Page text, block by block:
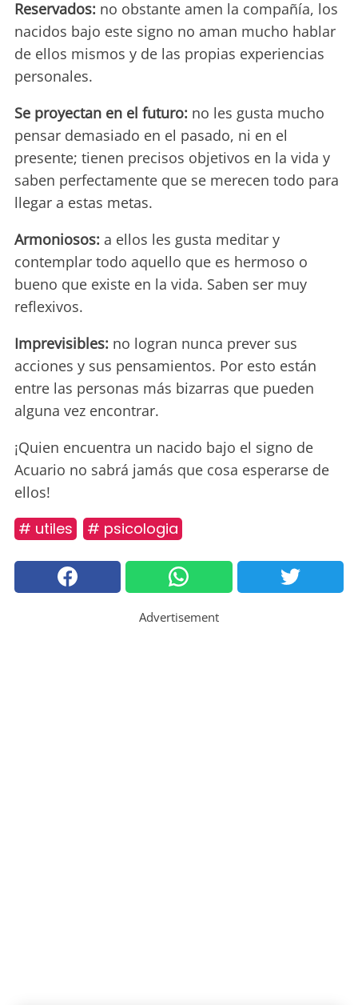
Reservados: no obstante amen la compañía, los
nacidos bajo este signo no aman mucho hablar
de ellos mismos y de las propias experiencias
personales.
Se proyectan en el futuro: no les gusta mucho
pensar demasiado en el pasado, ni en el
presente; tienen precisos objetivos en la vida y
saben perfectamente que se merecen todo para
llegar a estas metas.
Armoniosos: a ellos les gusta meditar y
contemplar todo aquello que es hermoso o
bueno que existe en la vida. Saben ser muy
reflexivos.
Imprevisibles: no logran nunca prever sus
acciones y sus pensamientos. Por esto están
entre las personas más bizarras que pueden
alguna vez encontrar.
¡Quien encuentra un nacido bajo el signo de
Acuario no sabrá jamás que cosa esperarse de
ellos!
# utiles # psicologia
Advertisement